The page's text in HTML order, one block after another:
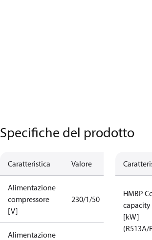
Specifiche del prodotto
Caratteristica Valore
Alimentazione
compressore
[V]
230/1/50
Alimentazione
HMBP
[kW]
(R513A/